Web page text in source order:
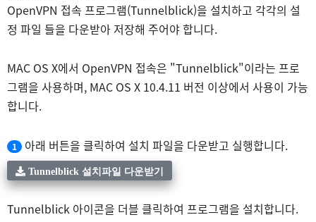
OpenVPN 접속 프로그램(Tunnelblick)을 설치하고 각각의 설
정 파일 들을 다운받아 저장해 주어야 합니다.
MAC OS X에서 OpenVPN 접속은 "Tunnelblick"이라는 프로
그램을 사용하며, MAC OS X 10.4.11 버전 이상에서 사용이 가능
합니다.
1 아래 버튼을 클릭하여 설치 파일을 다운받고 실행합니다.
Tunnelblick 설치파일 다운받기
Tunnelblick 아이콘을 더블 클릭하여 프로그램을 설치합니다.